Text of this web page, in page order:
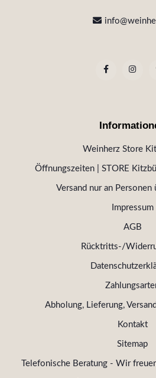
Weinherz Store
Öffnungszeiten | STORE
Versand nur an Personen
Impressum
AGB
Rücktritts-/
Abholung, Lieferung,
Kontakt
Sitemap
Telefonische Beratung - Wir